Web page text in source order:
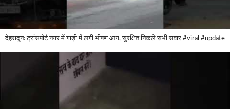
देहरादून: ट्रांसपोर्ट नगर में गाड़ी में लगी भीषण आग, सुरक्षित निकले सभी सवार #viral #update